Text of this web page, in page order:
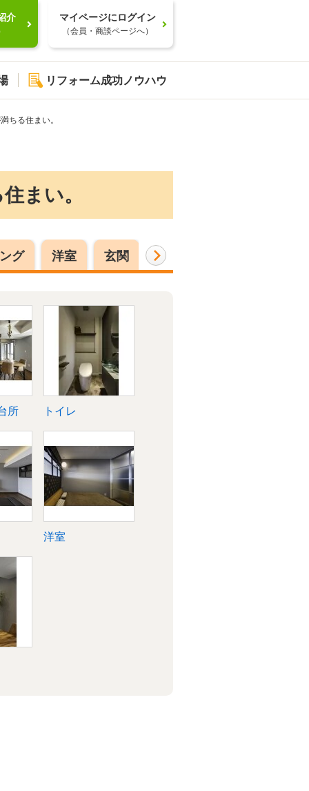
介 マイページにログイン
（会員・商談ページへ）
リフォーム成功ノウハウ
ちる住まい。
まい。
グ 洋室 玄関 その他
所 トイレ
洋室